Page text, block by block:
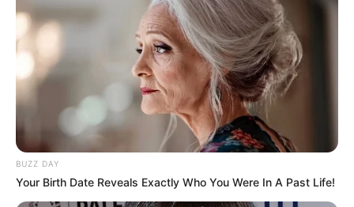
tettiartesanato
BUZZ DAY
Your Birth Date Reveals Exactly Who You Were In A Past Life!